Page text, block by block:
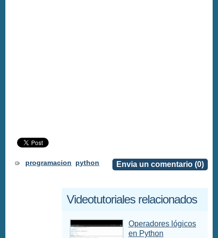
Envia un comentario (0)
programacion python
Videotutoriales relacionados
Operadores lógicos
en Python